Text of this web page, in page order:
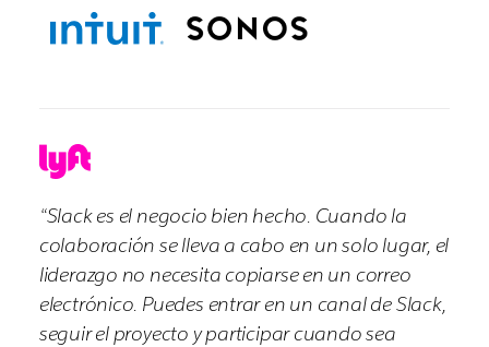
“Slack es el negocio bien hecho. Cuando la
colaboración se lleva a cabo en un solo lugar, el
liderazgo no necesita copiarse en un correo
electrónico. Puedes entrar en un canal de Slack,
seguir el proyecto y participar cuando sea